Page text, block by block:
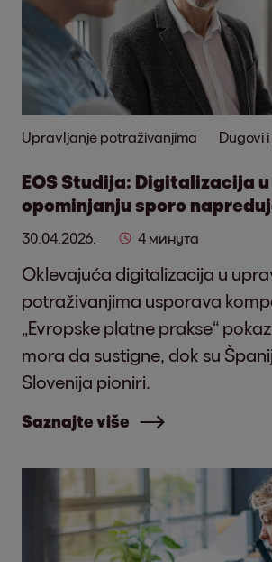
Upravljanje potraživanjima Dugovi
EOS Studija: Digitalizacija u
opominjanju sporo
30.04.2026. 4 минута
Oklevajuća digitalizacija u
potraživanjima usporava
„Evropske platne prakse“
mora da sustigne, dok su
Slovenija pioniri.
Saznajte više